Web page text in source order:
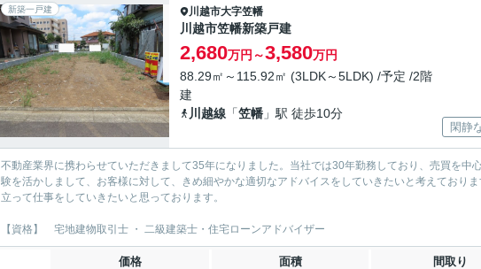
新築一戸建 川越市大字笠幡
川越市笠幡新築戸建
2,680万円～3,580万円
88.29㎡～115.92㎡ (3LDK～5LDK) /予定 /2階
建
川越線 「笠幡 」駅 徒歩10分
閑静
不動産業界に携わらせていただきまして35年になりました。当社では30年勤務しており、売買を中
験を活かしまして、お客様に対して、きめ細やかな適切なアドバイスをしていきたいと考えており
立って仕事をしていきたいと思っております。
【資格】 宅地建物取引士 ・ 二級建築士・住宅ローンアドバイザー
価格 面積 間取り